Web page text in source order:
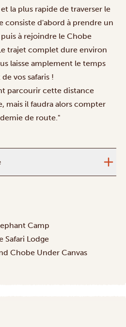
la plus rapide de traverser le
consiste d'abord à prendre un
puis à rejoindre le Chobe
trajet complet dure environ
laisse amplement le temps
vos safaris !
parcourir cette distance
mais il faudra alors compter
de route."
Camp
Safari Lodge
Chobe Under Canvas